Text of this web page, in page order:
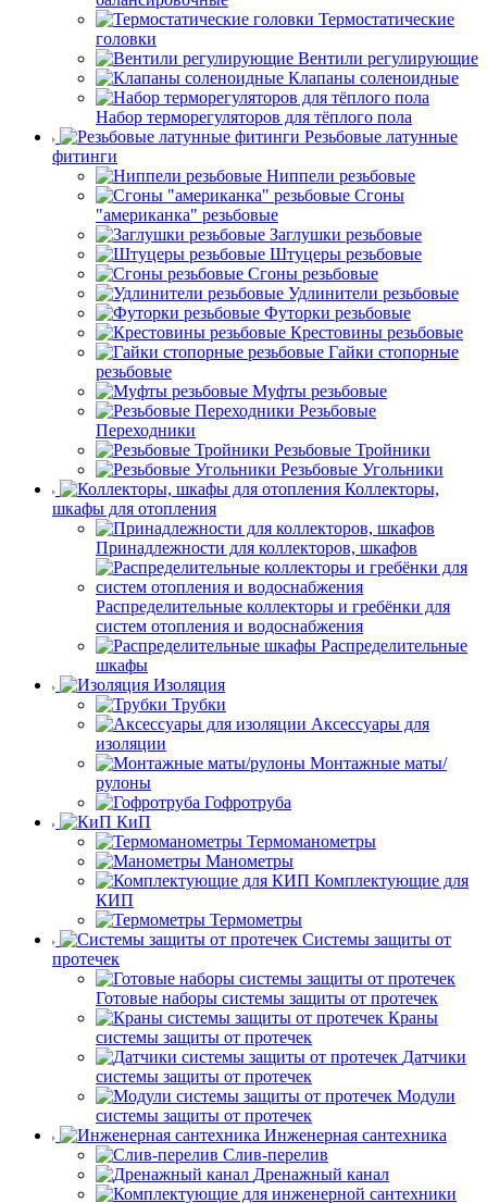
Термостатические
головки
Вентили регулирующие
Клапаны соленоидные
Набор терморегуляторов для тёплого пола
Резьбовые латунные
фитинги
Ниппели резьбовые
Сгоны
"американка" резьбовые
Заглушки резьбовые
Штуцеры резьбовые
Сгоны резьбовые
Удлинители резьбовые
Футорки резьбовые
Крестовины резьбовые
Гайки стопорные
резьбовые
Муфты резьбовые
Резьбовые
Переходники
Резьбовые Тройники
Резьбовые Угольники
Коллекторы,
шкафы для отопления
Принадлежности для коллекторов, шкафов
Распределительные коллекторы и гребёнки для
систем отопления и водоснабжения
Распределительные
шкафы
Изоляция
Трубки
Аксессуары для
изоляции
Монтажные маты/
рулоны
Гофротруба
КиП
Термоманометры
Манометры
Комплектующие для
КИП
Термометры
Системы защиты от
протечек
Готовые наборы системы защиты от протечек
Краны
системы защиты от протечек
Датчики
системы защиты от протечек
Модули
системы защиты от протечек
Инженерная сантехника
Слив-перелив
Дренажный канал